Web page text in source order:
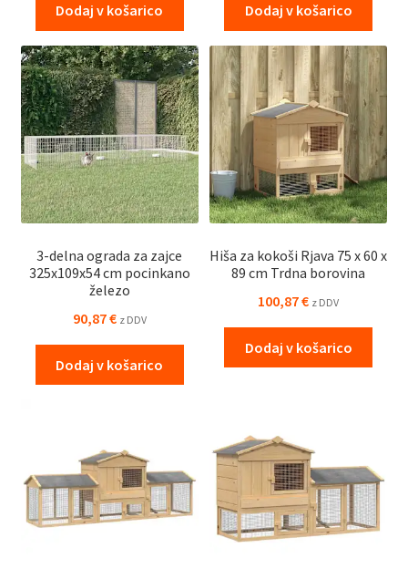
Dodaj v košarico Dodaj v košarico
3-delna ograda za zajce
325x109x54 cm pocinkano
železo
90,87€ z DDV
Dodaj v košarico
Hiša za kokoši Rjava 75 x 60 x
89 cm Trdna borovina
100,87€ z DDV
Dodaj v košarico